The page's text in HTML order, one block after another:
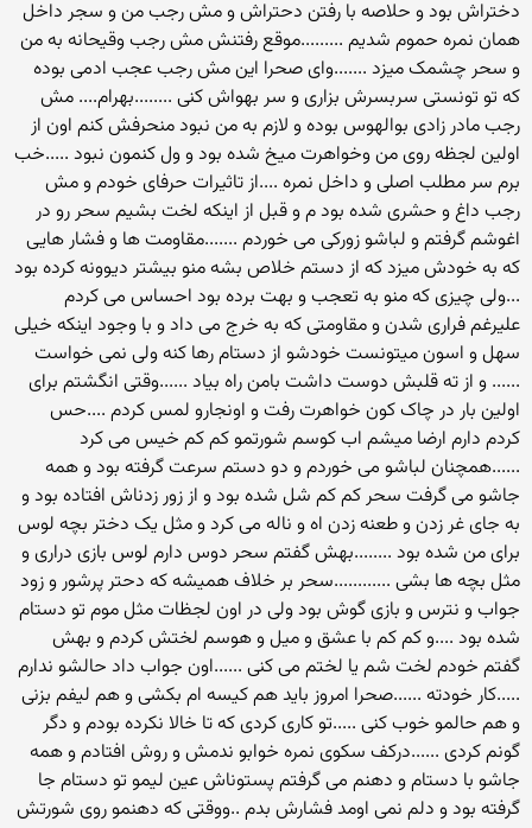
دختراش بود و حلاصه با رفتن دحتراش و مش رجب من و سجر داخل
همان نمره حموم شدیم .........موقع رفتنش مش رجب وقیحانه به من
و سحر چشمک میزد .......وای صحرا این مش رجب عجب ادمی بوده
که تو تونستی سربسرش بزاری و سر بهواش کنی ........بهرام.... مش
رجب مادر زادی بوالهوس بوده و لازم به من نبود منحرفش کنم اون از
اولین لجظه روی من وخواهرت میخ شده بود و ول کنمون نبود .....خب
برم سر مطلب اصلی و داخل نمره ....از تاثیرات حرفای خودم و مش
رجب داغ و حشری شده بود م و قبل از اینکه لخت بشیم سحر رو در
اغوشم گرفتم و لباشو زورکی می خوردم .......مقاومت ها و فشار هایی
که به خودش میزد که از دستم خلاص بشه منو بیشتر دیوونه کرده بود
...ولی چیزی که منو به تعجب و بهت برده بود احساس می کردم
علیرغم فراری شدن و مقاومتی که به خرج می داد و با وجود اینکه خیلی
سهل و اسون میتونست خودشو از دستام رها کنه ولی نمی خواست
...... و از ته قلبش دوست داشت بامن راه بیاد ......وقتی انگشتم برای
اولین بار در چاک کون خواهرت رفت و اونجارو لمس کردم ....حس
کردم دارم ارضا میشم اب کوسم شورتمو کم کم خیس می کرد
......همچنان لباشو می خوردم و دو دستم سرعت گرفته بود و همه
جاشو می گرفت سحر کم کم شل شده بود و از زور زدناش افتاده بود و
به جای غر زدن و طعنه زدن اه و ناله می کرد و مثل یک دختر بچه لوس
برای من شده بود ........بهش گفتم سحر دوس دارم لوس بازی دراری و
مثل بچه ها بشی ............سحر بر خلاف همیشه که دحتر پرشور و زود
جواب و نترس و بازی گوش بود ولی در اون لجظات مثل موم تو دستام
شده بود ....و کم کم با عشق و میل و هوسم لختش کردم و بهش
گفتم خودم لخت شم یا لختم می کنی ......اون جواب داد حالشو ندارم
.....کار خودته ......صحرا امروز باید هم کیسه ام بکشی و هم لیفم بزنی
و هم حالمو خوب کنی .....تو کاری کردی که تا خالا نکرده بودم و دگر
گونم کردی ......درکف سکوی نمره خوابو ندمش و روش افتادم و همه
جاشو با دستام و دهنم می گرفتم پستوناش عین لیمو تو دستام جا
گرفته بود و دلم نمی اومد فشارش بدم ..ووقتی که دهنمو روی شورتش